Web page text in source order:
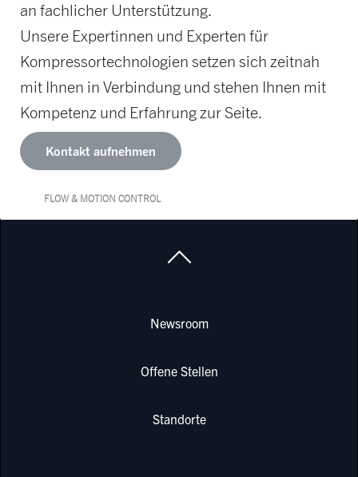
an fachlicher Unterstützung.
Unsere Expertinnen und Experten für
Kompressortechnologien setzen sich zeitnah
mit Ihnen in Verbindung und stehen Ihnen mit
Kompetenz und Erfahrung zur Seite.
Kontakt aufnehmen
FLOW & MOTION CONTROL
Newsroom
Offene Stellen
Standorte